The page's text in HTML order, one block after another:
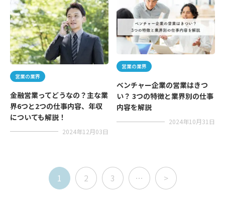
営業の業界
金融営業ってどうなの？主な業
界6つと2つの仕事内容、年収
についても解説！
2024年12月03日
営業の業界
ベンチャー企業の営業はきつ
い？ 3つの特徴と業界別の仕事
内容を解説
2024年10月31日
1 2 3 … >